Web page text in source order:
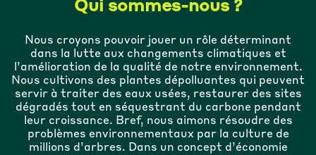
Qui sommes-nous ?
Nous croyons pouvoir jouer un rôle déterminant
dans la lutte aux changements climatiques et
l’amélioration de la qualité de notre environnement.
Nous cultivons des plantes dépolluantes qui peuvent
servir à traiter des eaux usées, restaurer des sites
dégradés tout en séquestrant du carbone pendant
leur croissance. Bref, nous aimons résoudre des
problèmes environnementaux par la culture de
millions d’arbres. Dans un concept d’économie